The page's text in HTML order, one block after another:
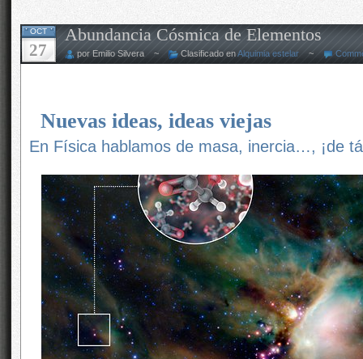
OCT
27
Abundancia Cósmica de Elementos
por Emilio Silvera ~ Clasificado enAlquimia estelar ~
Nuevas ideas, ideas viejas
En Física hablamos de masa, inercia…, ¡de